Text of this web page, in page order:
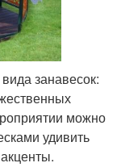
занавесок:
можно
удивить